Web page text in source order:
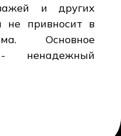
и других
не привносит в
Основное
- ненадежный